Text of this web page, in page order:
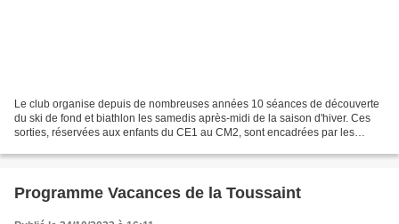
Le club organise depuis de nombreuses années 10 séances de découverte
du ski de fond et biathlon les samedis après-midi de la saison d'hiver. Ces
sorties, réservées aux enfants du CE1 au CM2, sont encadrées par les
Programme Vacances de la Toussaint